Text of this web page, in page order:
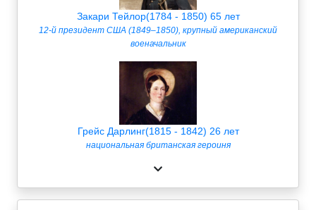
Закари Тейлор(1784 - 1850) 65 лет
12-й президент США (1849–1850), крупный американский
военачальник
Грейс Дарлинг(1815 - 1842) 26 лет
национальная британская героиня